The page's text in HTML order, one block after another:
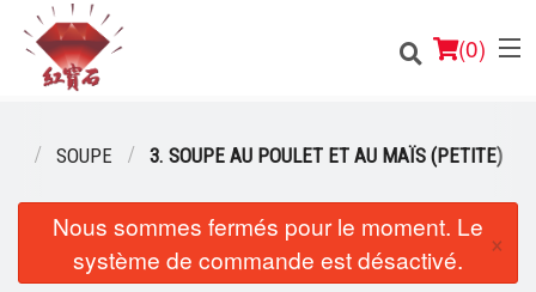
(0)
Commander en ligne
Emplacement
SOUPE 3. SOUPE AU POULET ET AU MAÏS (PETITE)
Nous sommes fermés pour le moment. Le
système de commande est désactivé.
×